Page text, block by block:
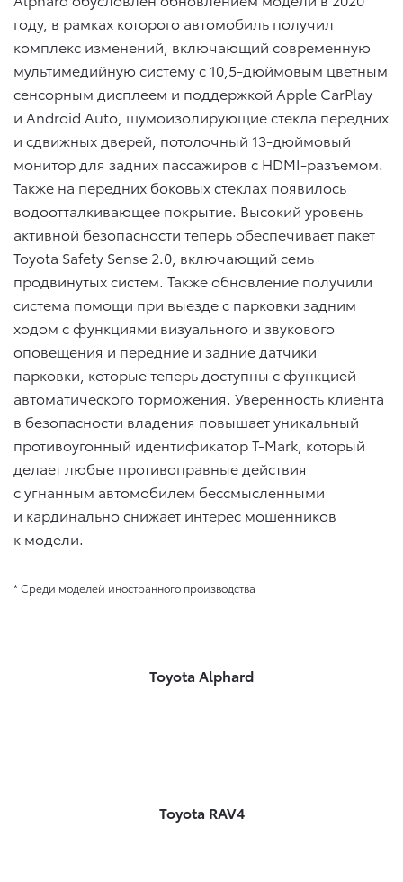
году, в рамках которого автомобиль получил
комплекс изменений, включающий современную
мультимедийную систему с 10,5-дюймовым цветным
сенсорным дисплеем и поддержкой Apple CarPlay
и Android Auto, шумоизолирующие стекла передних
и сдвижных дверей, потолочный 13-дюймовый
монитор для задних пассажиров с HDMI-разъемом.
Также на передних боковых стеклах появилось
водоотталкивающее покрытие. Высокий уровень
активной безопасности теперь обеспечивает пакет
Toyota Safety Sense 2.0, включающий семь
продвинутых систем. Также обновление получили
система помощи при выезде с парковки задним
ходом с функциями визуального и звукового
оповещения и передние и задние датчики
парковки, которые теперь доступны с функцией
автоматического торможения. Уверенность клиента
в безопасности владения повышает уникальный
противоугонный идентификатор T-Mark, который
делает любые противоправные действия
с угнанным автомобилем бессмысленными
и кардинально снижает интерес мошенников
к модели.
* Среди моделей иностранного производства
Toyota Alphard
Toyota RAV4